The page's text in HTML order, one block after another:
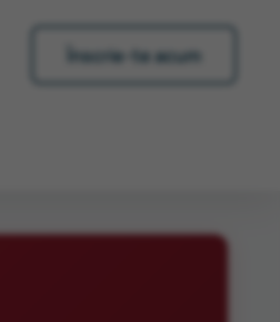
Înscrie-te acum